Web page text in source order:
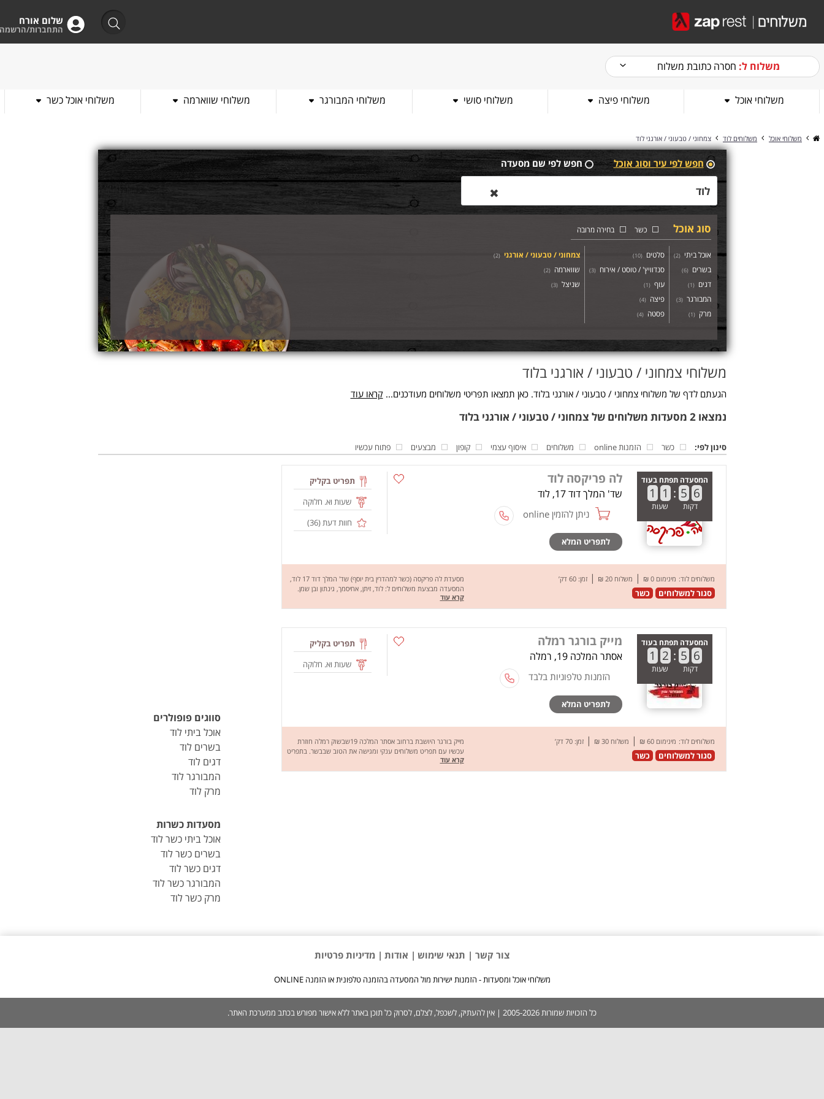
שלום אורח
התחברות/הרשמה
משלוח ל: חסרה כתובת משלוח
משלוחי אוכל משלוחי פיצה משלוחי סושי משלוחי המבורגר משלוחי שווארמה משלוחי אוכל כשר
משלוחי אוכל משלוחים לוד צמחוני / טבעוני / אורגני לוד
חפש לפי עיר וסוג אוכל חפש לפי שם מסעדה
✖
סוג אוכל כשר בחירה מרובה
אוכל ביתי (
2
)
בשרים (
6
)
דגים (
1
)
המבורגר (
3
)
מרק (
1
)
סלטים (
10
)
סנדוויץ' / טוסט / אירוח (
3
)
עוף (
1
)
פיצה (
4
)
פסטה (
4
)
צמחוני / טבעוני / אורגני (
2
)
שווארמה (
2
)
שניצל (
3
)
משלוחי צמחוני / טבעוני / אורגני בלוד
הגעתם לדף של משלוחי צמחוני / טבעוני / אורגני בלוד. כאן תמצאו תפריטי משלוחים מעודכנים... קראו עוד
נמצאו 2 מסעדות משלוחים של צמחוני / טבעוני / אורגני בלוד
סינון לפי: כשר הזמנות online משלוחים איסוף עצמי קופון מבצעים פתוח עכשיו
המסעדה תפתח בעוד
1 1 : 5 6
דקות שעות
לה פריקסה לוד
שד' המלך דוד 17, לוד
ניתן להזמין online
לתפריט המלא
תפריט בקליק
שעות וא. חלוקה
חוות דעת (36
)
משלוחים לוד: מינימום 0 ₪ | משלוח 20 ₪ | זמן: 60 דק’
סגור למשלוחים כשר
מסעדת לה פריקסה (כשר למהדרין בית יוסף) שד' המלך דוד 17 לוד,
המסעדה מבצעת משלוחים ל: לוד, זיתן, אחיסמך, גינתון ובן שמן.
מסעדת לה פריקסה מציעה מגוון רחב של מנות טעימות במיוחד כמו:
סנדוויץ' טוניסאי, פריקסה, שקשוקה, חביתת ירק, חביתה, קוסקוס
לחוויה מהנה שיהיה בתאבון !
קרא עוד
המסעדה תפתח בעוד
1 2 : 5 6
דקות שעות
מייק בורגר רמלה
אסתר המלכה 19, רמלה
הזמנות טלפוניות בלבד
לתפריט המלא
תפריט בקליק
שעות וא. חלוקה
משלוחים לוד: מינימום 60 ₪ | משלוח 30 ₪ | זמן: 70 דק’
סגור למשלוחים כשר
מייק בורגר היושבת ברחוב אסתר המלכה 19שבשוק רמלה חוזרת
עכשיו עם תפריט משלוחים ענקי ומגישה את הטוב שבבשר. בתפריט
תוכלו למצוא מגוון של בשרים כמו המבורגר בקר המבורגר כבש
נקניקיות מרגז שווארמה הודו פרגיות קבב הבית קרפצ'יו אנטריקוט
קרא עוד
סווגים פופולרים
אוכל ביתי לוד
בשרים לוד
דגים לוד
המבורגר לוד
מרק לוד
מסעדות כשרות
אוכל ביתי כשר לוד
בשרים כשר לוד
דגים כשר לוד
המבורגר כשר לוד
מרק כשר לוד
צור קשר | תנאי שימוש | אודות | מדיניות פרטיות
משלוחי אוכל ומסעדות - הזמנות ישירות מול המסעדה בהזמנה טלפונית או הזמנה ONLINE
כל הזכויות שמורות 2005-2026 | אין להעתיק, לשכפל, לצלם, לסרוק כל תוכן באתר ללא אישור מפורש בכתב ממערכת האתר.